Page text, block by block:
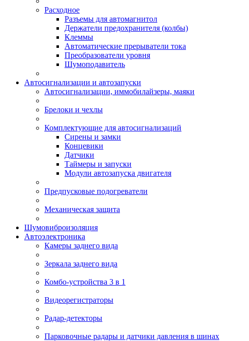
Расходное
Разъемы для автомагнитол
Держатели предохранителя (колбы)
Клеммы
Автоматические прерыватели тока
Преобразователи уровня
Шумоподавитель
Автосигнализации и автозапуски
Автосигнализации, иммобилайзеры, маяки
Брелоки и чехлы
Комплектующие для автосигнализаций
Сирены и замки
Концевики
Датчики
Таймеры и запуски
Модули автозапуска двигателя
Предпусковые подогреватели
Механическая защита
Шумовиброизоляция
Автоэлектроника
Камеры заднего вида
Зеркала заднего вида
Комбо-устройства 3 в 1
Видеорегистраторы
Радар-детекторы
Парковочные радары и датчики давления в шинах